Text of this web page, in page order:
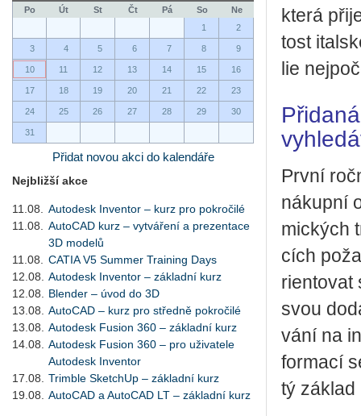
Po Út St Čt Pá So
Ne
1
2
3 4 5 6 7 8 9
10 11 12 13 14 15 16
17 18 19 20 21 22 23
24 25 26 27 28 29 30
31
Přidat novou akci do kalendáře
Nejbližší akce
11.08.
Autodesk Inventor – kurz pro pokročilé
11.08.
AutoCAD kurz – vytváření a prezentace
3D modelů
11.08.
CATIA V5 Summer Training Days
12.08.
Autodesk Inventor – základní kurz
12.08.
Blender – úvod do 3D
13.08.
AutoCAD – kurz pro středně pokročilé
13.08.
Autodesk Fusion 360 – základní kurz
14.08.
Autodesk Fusion 360 – pro uživatele
Autodesk Inventor
17.08.
Trimble SketchUp – základní kurz
19.08.
AutoCAD a AutoCAD LT – základní kurz
která
tost
lie
První
ná­kup­ní
mic­kých
cích
ri­en­to­vat
svou
vá­ní na
for­ma­cí
tý zá­klad